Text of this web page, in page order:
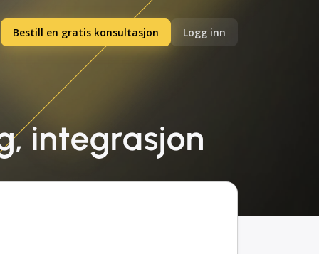
Bestill en gratis konsultasjon Logg inn
integrasjon